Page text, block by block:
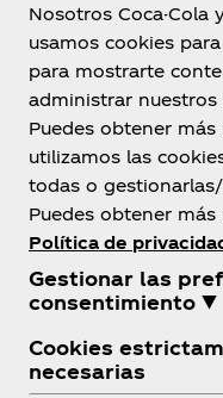
Sobre Nosotros
Nosotros Coca-Cola
usamos cookies
para mostrarte
administrar
Puedes obtener
utilizamos las
todas o
Puedes obtener
Política de
Gestionar las
consentimiento ▼
Cookies
necesarias